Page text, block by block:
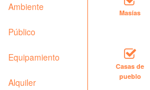
Ambiente
Público
Equipamiento
Alquiler
Masías
Casas de
pueblo